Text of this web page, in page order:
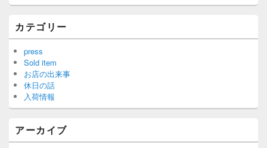
カテゴリー
press
Sold item
お店の出来事
休日の話
入荷情報
アーカイブ